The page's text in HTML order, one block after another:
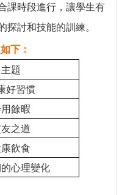
課時段進行，讓學生有
探討和技能的訓練。
下：
主題
好習慣
餘暇
之道
飲食
心理變化